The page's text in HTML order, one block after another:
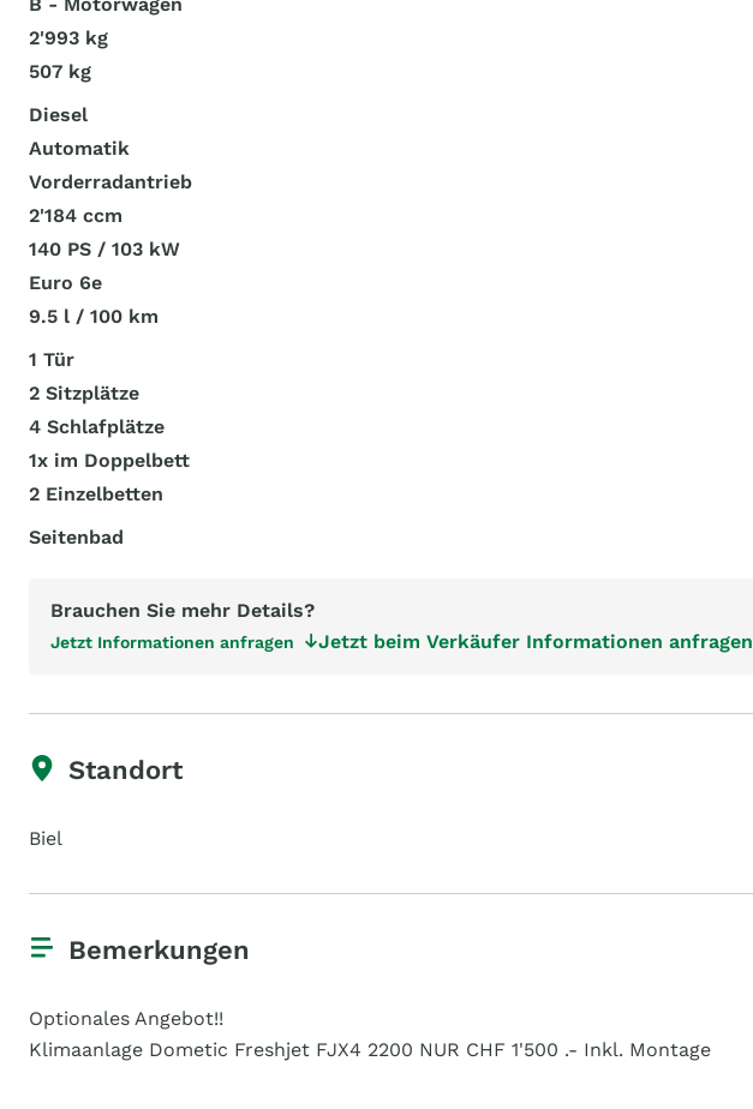
2'993 kg
507 kg
Diesel
Automatik
Vorderradantrieb
2'184 ccm
140 PS / 103 kW
Euro 6e
9.5 l / 100 km
1 Tür
2 Sitzplätze
4 Schlafplätze
1x im Doppelbett
2 Einzelbetten
Seitenbad
Brauchen Sie mehr Details?
Jetzt Informationen anfragen Jetzt beim Verkäufer Informationen anfragen
Standort
Biel
Bemerkungen
Optionales Angebot!!
Klimaanlage Dometic Freshjet FJX4 2200 NUR CHF 1'500 .- Inkl. Montage